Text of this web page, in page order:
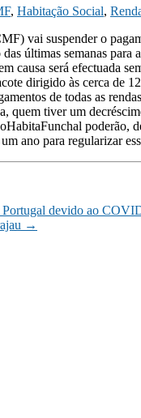
, Habitação Social,
vai suspender o
últimas semanas
causa será efectuada
dirigido às cerca de
de todas as
quem tiver um
poderão,
ano para regularizar
Portugal devido ao
→